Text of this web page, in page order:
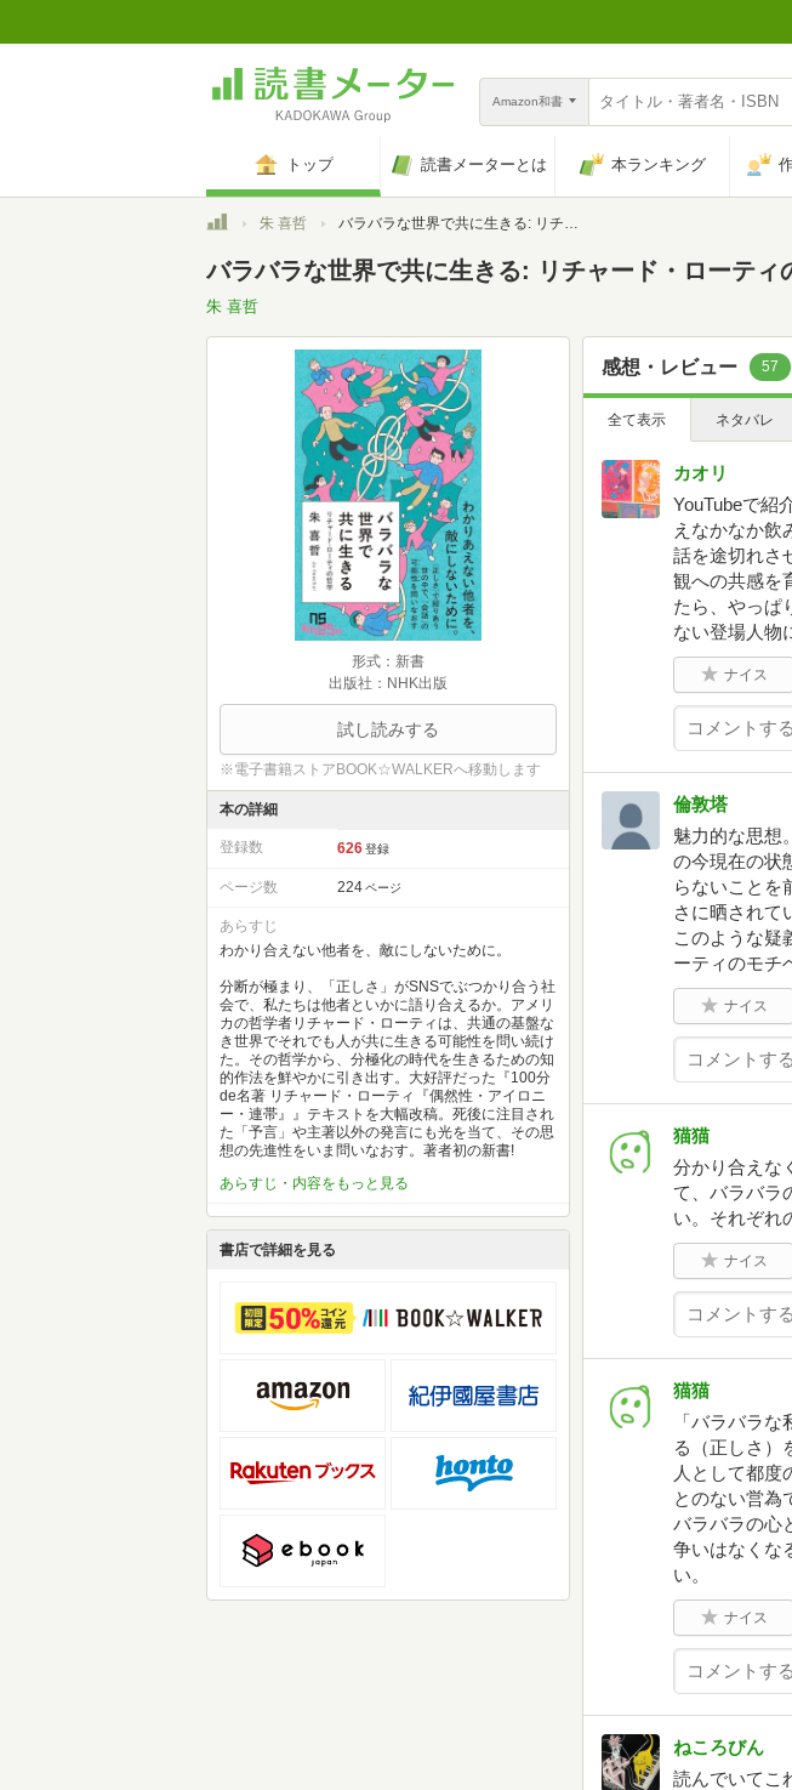
Amazon和書
トップ 読書メーターとは 本ランキング
トップ朱 喜哲 バラバラな世界で共に生きる: リチャード・ローティの哲学 (NHK出版新書 760)
バラバラな世界で共に生きる: リチャード・ローティ
朱 喜哲
形式：新書
出版社：NHK出版
試し読みする
※電子書籍ストアBOOK☆WALKERへ移動します
本の詳細
登録数 626 登録
ページ数 224 ページ
あらすじ
わかり合えない他者を、敵にしないために。
分断が極まり、「正しさ」がSNSでぶつかり合う社
会で、私たちは他者といかに語り合えるか。アメリ
カの哲学者リチャード・ローティは、共通の基盤な
き世界でそれでも人が共に生きる可能性を問い続け
た。その哲学から、分極化の時代を生きるための知
的作法を鮮やかに引き出す。大好評だった『100分
de名著 リチャード・ローティ『偶然性・アイロニ
ー・連帯』』テキストを大幅改稿。死後に注目され
た「予言」や主著以外の発言にも光を当て、その思
想の先進性をいま問いなおす。著者初の新書!
あらすじ・内容をもっと見る
書店で詳細を見る
感想・レビュー 57
全て表示 ネタバレ
カオリ
YouTubeで紹
えなかなか飲
話を途切れさ
観への共感を
たら、やっぱ
ない登場人物
ナイス
倫敦塔
魅力的な思想
の今現在の状
らないことを
さに晒されて
このような疑
ーティのモチ
ナイス
猫猫
分かり合えな
て、バラバラ
い。それぞれ
ナイス
猫猫
「バラバラ
る（正しさ）
人として都度
とのない営為
バラバラの心
争いはなくな
い。
ナイス
ねころびん
読んでいてこ